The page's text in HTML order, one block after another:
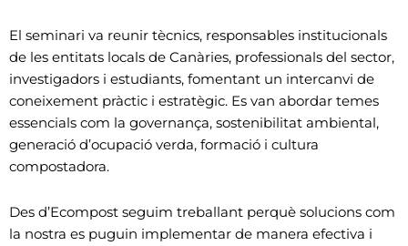
El seminari va reunir tècnics, responsables institucionals
de les entitats locals de Canàries, professionals del sector,
investigadors i estudiants, fomentant un intercanvi de
coneixement pràctic i estratègic. Es van abordar temes
essencials com la governança, sostenibilitat ambiental,
generació d’ocupació verda, formació i cultura
compostadora.
Des d’Ecompost seguim treballant perquè solucions com
la nostra es puguin implementar de manera efectiva i